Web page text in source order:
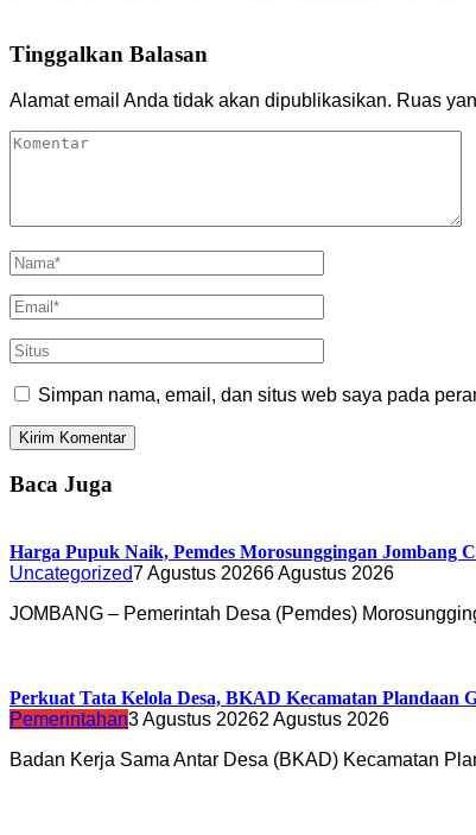
Tinggalkan Balasan
Alamat email Anda tidak akan dipublikasikan. Ruas
Simpan nama, email, dan situs web saya pada
Baca Juga
Harga Pupuk Naik, Pemdes Morosunggingan Jombang
Uncategorized7 Agustus 20266 Agustus 2026
JOMBANG – Pemerintah Desa (Pemdes)
Perkuat Tata Kelola Desa, BKAD Kecamatan Plandaan
Pemerintahan3 Agustus 20262 Agustus 2026
Badan Kerja Sama Antar Desa (BKAD) Kecamatan